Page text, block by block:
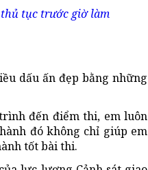
tục trước giờ làm
dấu ấn đẹp bằng những
đến điểm thi, em luôn
đó không chỉ giúp em
tốt bài thi.